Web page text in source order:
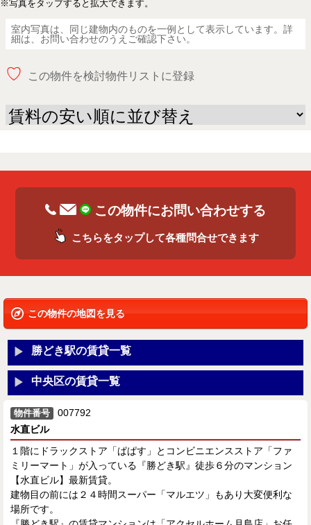
※写真をタップすると拡大できます。
室内写真は、同じ建物内のものを一例として表示しています。詳
細は、お問い合わせのうえご確認下さい。
♡ この物件を検討物件リストに登録
この物件にお問い合わせする
こちらをタップして各種問合せできます
この物件の地図を見る
勝どき駅の賃貸一覧
中央区の賃貸一覧
物件番号
007792
水直ビル
１階にドラックストア「ぱぱす」とコンビニエンスストア「ファ
ミリーマート」が入っている『勝どき駅』徒歩６分のマンション
【水直ビル】最新賃貸。
建物目の前には２４時間スーパー「マルエツ」もあり大変便利な
場所です。